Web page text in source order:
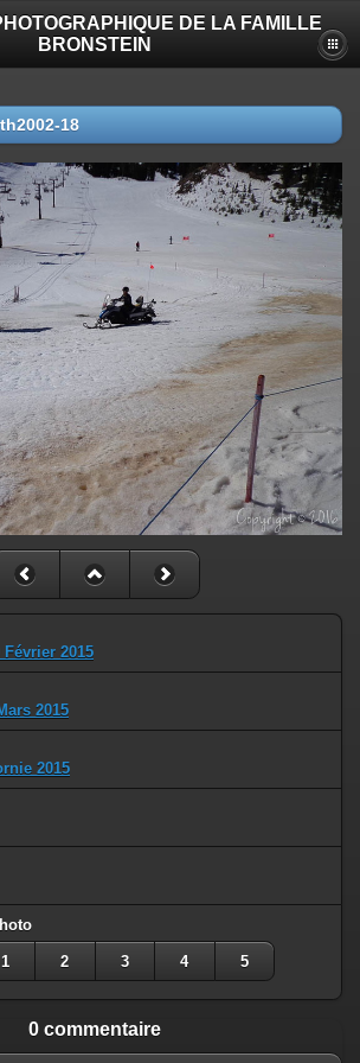
DE LA FAMILLE
BRONSTEIN
18
2015
2015
2015
1 2 3 4 5
0 commentaire